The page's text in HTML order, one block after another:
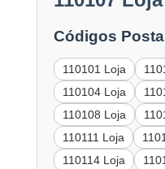
Códigos
110101 Loja
110104 Loja
110108 Loja
110111 Loja
110114 Loja